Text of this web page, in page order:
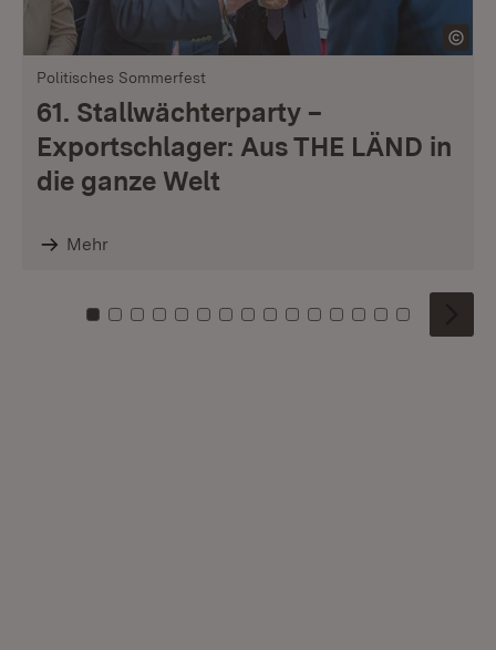
Politisches Sommerfest
61. Stallwächterparty –
Exportschlager: Aus THE LÄND in
die ganze Welt
Mehr
Zu Kachel: 0
Zu Kachel: 1
Zu Kachel: 2
Zu Kachel: 3
Zu Kachel: 4
Zu Kachel: 5
Zu Kachel: 6
Zu Kachel: 7
Zu Kachel: 8
Zu Kachel: 9
Zu Kachel: 10
Zu Kachel: 11
Zu Kachel: 12
Zu Kachel:
Zu